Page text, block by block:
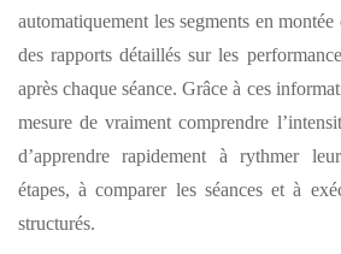
automatiquement les segments en
des rapports détaillés sur les
après chaque séance. Grâce à ces
mesure de vraiment comprendre
d’apprendre rapidement à rythmer
étapes, à comparer les séances et à
structurés.